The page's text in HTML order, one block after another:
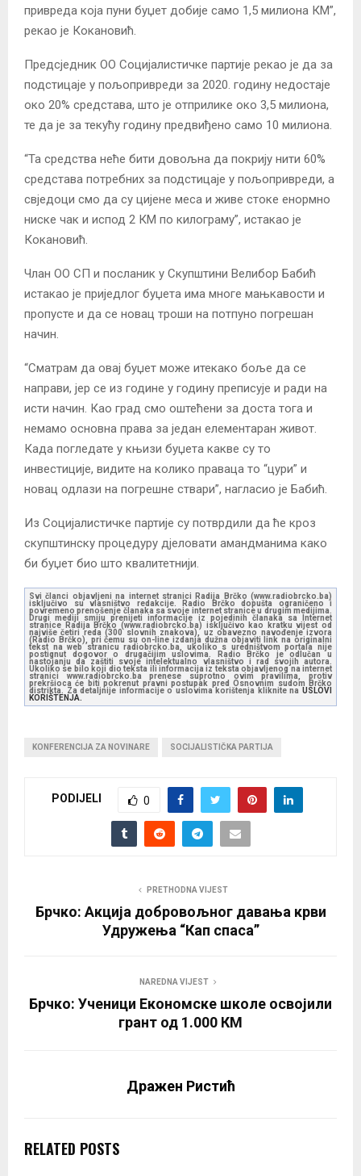
привреда која пуни буџет добије само 1,5 милиона КМ”,
рекао је Кокановић.
Предсједник ОО Социјалистичке партије рекао је да за
подстицаје у пољопривреди за 2020. годину недостаје
око 20% средстава, што је отприлике око 3,5 милиона,
те да је за текућу годину предвиђено само 10 милиона.
“Та средства неће бити довољна да покрију нити 60%
средстава потребних за подстицаје у пољопривреди, а
свједоци смо да су цијене меса и живе стоке енормно
ниске чак и испод 2 КМ по килограму”, истакао је
Кокановић.
Члан ОО СП и посланик у Скупштини Велибор Бабић
истакао је приједлог буџета има многе мањкавости и
пропусте и да се новац троши на потпуно погрешан
начин.
“Сматрам да овај буџет може итекако боље да се
направи, јер се из године у годину преписује и ради на
исти начин. Као град смо оштећени за доста тога и
немамо основна права за један елементаран живот.
Када погледате у књизи буџета какве су то
инвестиције, видите на колико праваца то “цури” и
новац одлази на погрешне ствари”, нагласио је Бабић.
Из Социјалистичке партије су потврдили да ће кроз
скупштинску процедуру дјеловати амандманима како
би буџет био што квалитетнији.
Svi članci objavljeni na internet stranici Radija Brčko (www.radiobrcko.ba)
isključivo su vlasništvo redakcije. Radio Brčko dopušta ograničeno i
povremeno prenošenje članaka sa svoje internet stranice u drugim medijima.
Drugi mediji smiju prenijeti informacije iz pojedinih članaka sa Internet
stranice Radija Brčko (www.radiobrcko.ba) isključivo kao kratku vijest od
najviše četiri reda (300 slovnih znakova), uz obavezno navođenje izvora
(Radio Brčko), pri čemu su on-line izdanja dužna objaviti link na originalni
tekst na web stranicu radiobrcko.ba, ukoliko s uredništvom portala nije
postignut dogovor o drugačijim uslovima. Radio Brčko je odlučan u
nastojanju da zaštiti svoje intelektualno vlasništvo i rad svojih autora.
Ukoliko se bilo koji dio teksta ili informacija iz teksta objavljenog na internet
stranici www.radiobrcko.ba prenese suprotno ovim pravilima, protiv
prekršioca će biti pokrenut pravni postupak pred Osnovnim sudom Brčko
distrikta. Za detaljnije informacije o uslovima korištenja kliknite na USLOVI
KORIŠTENJA.
KONFERENCIJA ZA NOVINARE SOCIJALISTIČKA PARTIJA
PODIJELI 0
PRETHODNA VIJEST
Брчко: Акција добровољног давања крви
Удружења “Кап спаса”
NAREDNA VIJEST
Брчко: Ученици Економске школе освојили
грант од 1.000 КМ
Дражен Ристић
RELATED POSTS